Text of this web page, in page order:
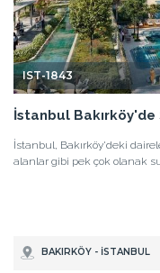
IST-1843
İstanbul Bakırköy'de
İstanbul, Bakırköy'deki
alanlar gibi pek çok olanak
BAKIRKÖY - İSTANBUL